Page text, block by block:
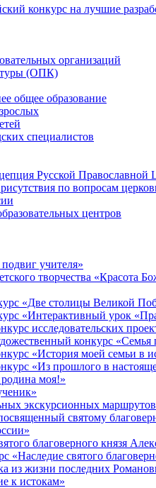
конкурс на лучшие
организаций
(ОПК)
общее образование
специалистов
Русской Православной
по вопросам
центров
учителя»
творчества «Красота
«Две столицы Великой
«Интерактивный урок
исследовательских
конкурс «Семья
«История моей семьи в
«Из прошлого в
моя!»
экскурсионных
святому
благоверного князя
«Наследие святого
из жизни последних
к истокам»